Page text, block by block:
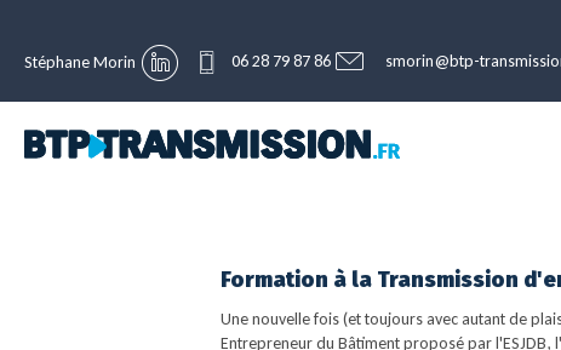
Stéphane Morin 06 28 79 87 86 smorin@btp-
Formation à la Transmission
Une nouvelle fois (et toujours avec autant de
Entrepreneur du Bâtiment proposé par l'ESJDB,